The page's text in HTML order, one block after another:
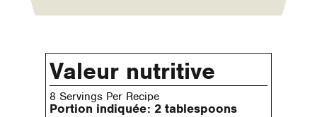
Valeur nutritive
8 Servings Per Recipe
Portion indiquée: 2 tablespoons